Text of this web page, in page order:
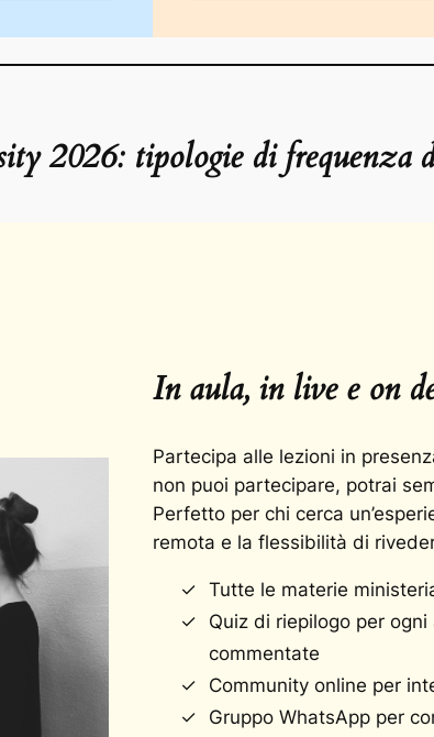
2026: tipologie di frequenza
In aula, in live e on
Partecipa alle lezioni in
non puoi partecipare, potrai
Perfetto per chi cerca
remota e la flessibilità di
Tutte le materie
Quiz di riepilogo per
commentate
Community online per
Gruppo WhatsApp per